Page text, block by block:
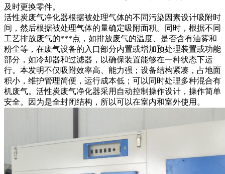
及时更换零件。
活性炭废气净化器根据被处理气体的不同污染因素设计吸附时
间，然后根据被处理气体的量确定吸附面积。同时，根据不同
工艺排放废气的***点，如排放废气的温度、是否含有油雾和
粉尘等，在废气设备的入口部分内置或增加预处理装置或功能
部分，如冷却器和过滤器，以确保装置能够在一种状态下运
行。本发明不仅吸附效率高、能力强；设备结构紧凑，占地面
积小，维护管理简便，运行成本低；可以同时处理多种混合有
机废气。活性炭废气净化器采用自动控制操作设计，操作简单
安全。因为是全封闭结构，所以可以在室内和室外使用。